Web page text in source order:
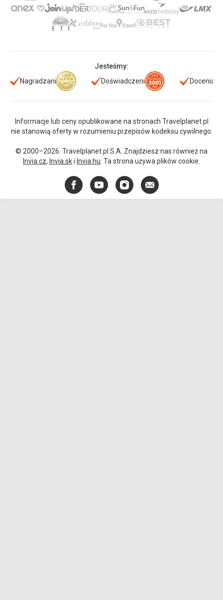
Jesteśmy:
Nagradzani
Doświadczeni Doceniani
Informacje lub ceny opublikowane na stronach Travelplanet.pl
nie stanowią oferty w rozumieniu przepisów kodeksu cywilnego.
© 2000–2026. Travelplanet.pl S.A. Znajdziesz nas również na
Invia.cz, Invia.ski Invia.hu . Ta strona używa plików cookie.
FacebookYouTubeInstagram
E-
mail